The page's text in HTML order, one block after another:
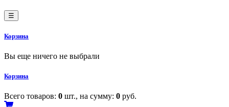
☰
Корзина
Вы еще ничего не выбрали
Корзина
Всего товаров: 0 шт., на сумму: 0 руб.